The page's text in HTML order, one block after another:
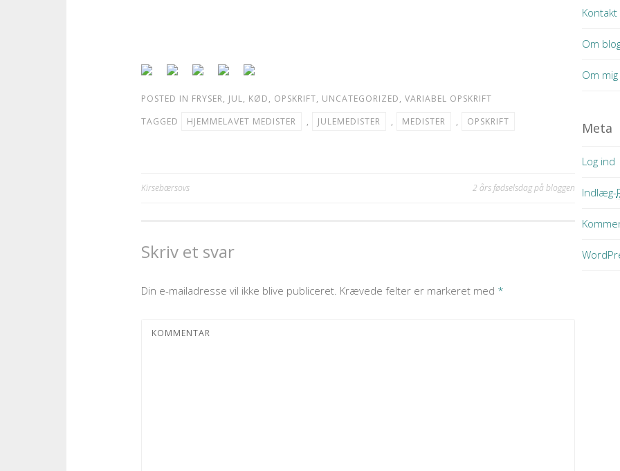
POSTED IN FRYSER, JUL, KØD, OPSKRIFT, UNCATEGORIZED, VARIABEL OPSKRIFT
TAGGED
HJEMMELAVET MEDISTER , JULEMEDISTER , MEDISTER , OPSKRIFT
Kirsebærsovs 2 års fødselsdag på bloggen
Skriv et svar
Din e-mailadresse vil ikke blive publiceret. Krævede felter er markeret med *
KOMMENTAR
Kontakt
Om
Om mig
Meta
Log ind
Indlæg-